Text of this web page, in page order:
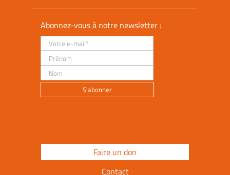
Abonnez-vous à notre newsletter :
Faire un don
Contact